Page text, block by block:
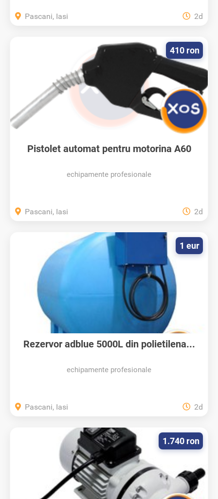
Pascani, Iasi 2d
Pistolet automat pentru motorina A60
echipamente profesionale
410 ron
Pascani, Iasi 2d
Rezervor adblue 5000L din polietilena...
echipamente profesionale
1 eur
Pascani, Iasi 2d
1.740 ron